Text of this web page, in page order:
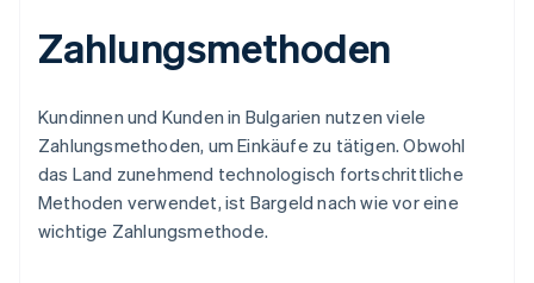
Zahlungsmethoden
Kundinnen und Kunden in Bulgarien nutzen viele
Zahlungsmethoden, um Einkäufe zu tätigen. Obwohl
das Land zunehmend technologisch fortschrittliche
Methoden verwendet, ist Bargeld nach wie vor eine
wichtige Zahlungsmethode.